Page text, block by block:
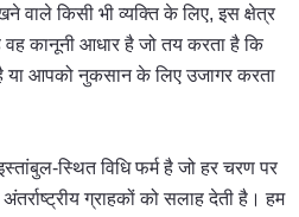
वाले किसी भी व्यक्ति के लिए, इस क्षेत्र
कानूनी आधार है जो तय करता है कि
या आपको नुकसान के लिए उजागर करता
स्थित विधि फर्म है जो हर चरण पर
ग्राहकों को सलाह देती है। हम